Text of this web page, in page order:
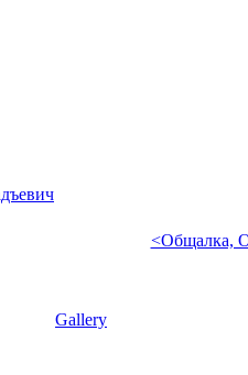
<Общалка,
Gallery